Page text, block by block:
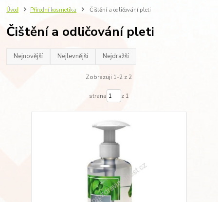
Úvod Přírodní kosmetika Čištění a odličování pleti
Čištění a odličování pleti
Nejnovější Nejlevnější Nejdražší
Zobrazuji 1-2 z 2
strana z 1